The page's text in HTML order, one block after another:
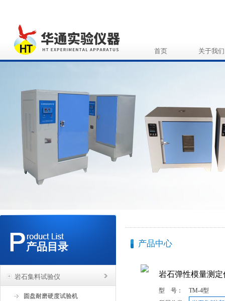
首页 关于我们
产品目录
岩石集料试验仪
圆盘耐磨硬度试验机
产品中心
岩石弹性模量测定
型 号：
TM-4型